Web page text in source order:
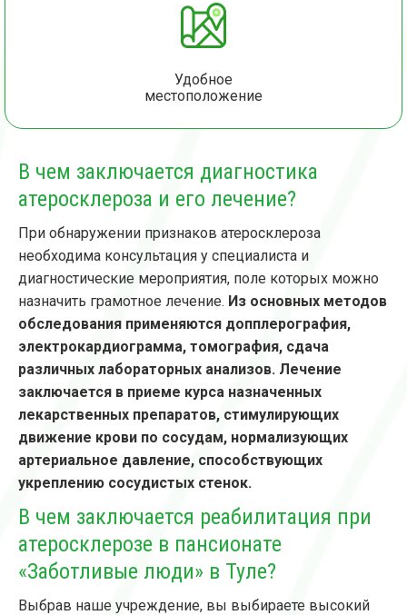
Удобное
местоположение
В чем заключается диагностика
атеросклероза и его лечение?
При обнаружении признаков атеросклероза
необходима консультация у специалиста и
диагностические мероприятия, поле которых можно
назначить грамотное лечение. Из основных методов
обследования применяются допплерография,
электрокардиограмма, томография, сдача
различных лабораторных анализов. Лечение
заключается в приеме курса назначенных
лекарственных препаратов, стимулирующих
движение крови по сосудам, нормализующих
артериальное давление, способствующих
укреплению сосудистых стенок.
В чем заключается реабилитация при
атеросклерозе в пансионате
«Заботливые люди» в Туле?
Выбрав наше учреждение, вы выбираете высокий